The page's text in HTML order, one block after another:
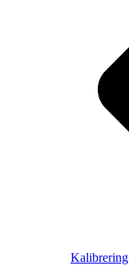
Kalibrering